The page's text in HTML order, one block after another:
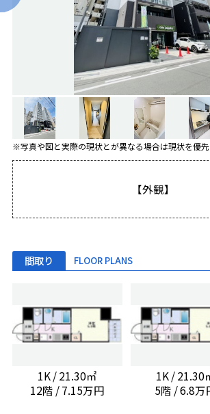
※写真や図と実際の現状とが異なる場合は現状を優先
【外観】
間取り FLOOR PLANS
1K / 21.30㎡
12階 / 7.15万円
1K / 21.30
5階 / 6.8万